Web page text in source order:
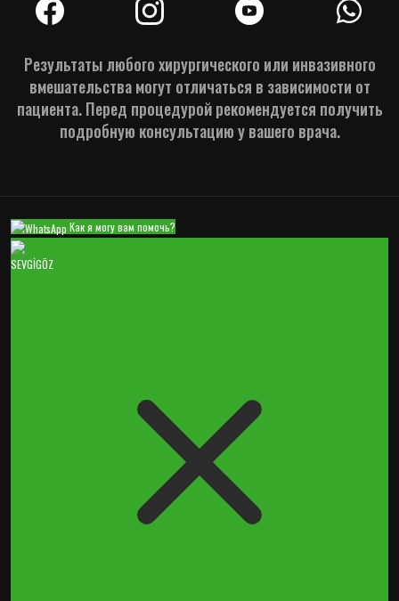
Результаты любого хирургического или инвазивного
вмешательства могут отличаться в зависимости от
пациента. Перед процедурой рекомендуется получить
подробную консультацию у вашего врача.
Как я могу вам помочь?
SEVGİGÖZ